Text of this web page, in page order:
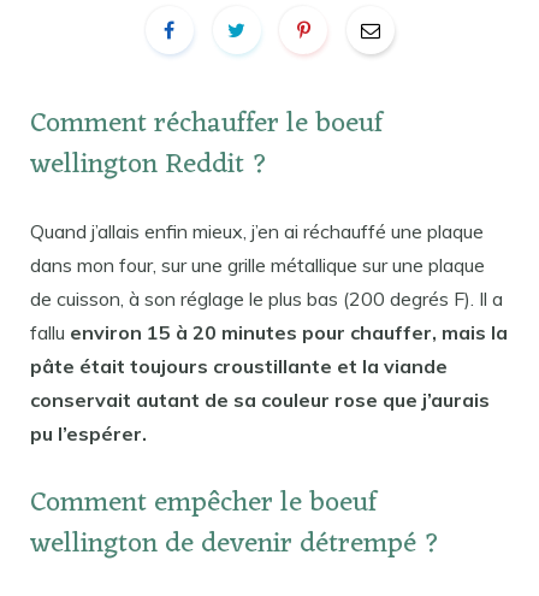
Comment réchauffer le boeuf
wellington Reddit ?
Quand j’allais enfin mieux, j’en ai réchauffé une plaque
dans mon four, sur une grille métallique sur une plaque
de cuisson, à son réglage le plus bas (200 degrés F). Il a
fallu environ 15 à 20 minutes pour chauffer, mais la
pâte était toujours croustillante et la viande
conservait autant de sa couleur rose que j’aurais
pu l’espérer.
Comment empêcher le boeuf
wellington de devenir détrempé ?